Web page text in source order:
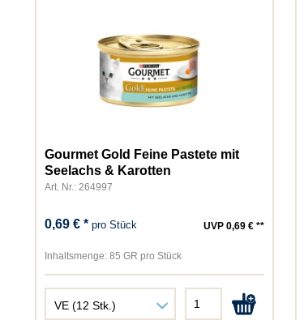
Gourmet Gold Feine Pastete mit
Seelachs & Karotten
Art. Nr.: 264997
0,69 € * pro Stück UVP 0,69 € **
Inhaltsmenge:85 GR pro Stück